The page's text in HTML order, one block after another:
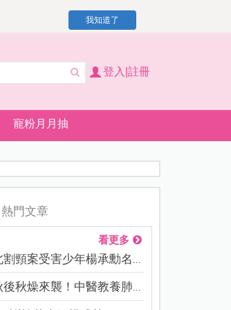
我知道了
登入|註冊
寵粉月月抽
熱門文章
看更多
割頸案受害少年楊承勳名...
後秋燥來襲！中醫教養肺...